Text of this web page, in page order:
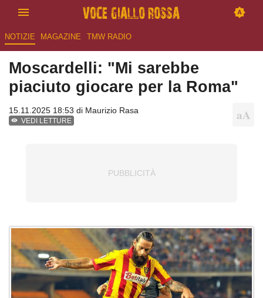
NOTIZIE MAGAZINE TMW RADIO
Moscardelli: "Mi sarebbe
piaciuto giocare per la Roma"
15.11.2025 18:53 di Maurizio Rasa
VEDI LETTURE